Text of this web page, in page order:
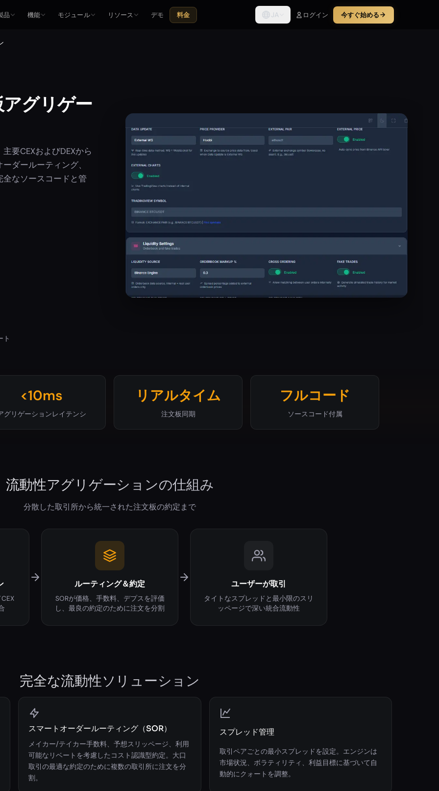
品 機能 モジュール リソース デモ 料金 JA ログイン 今すぐ始める
グリゲー
要CEXおよびDEXから
ダールーティング、
なソースコードと管
ト
<10ms
グリゲーションレイテンシ
リアルタイム
注文板同期
フルコード
ソースコード付属
流動性アグリゲーションの仕組み
分散した取引所から統一された注文板の約定まで
ルーティング＆約定
SORが価格、手数料、デプスを評価
し、最良の約定のために注文を分割
ユーザーが取引
タイトなスプレッドと最小限のスリ
ッページで深い統合流動性
完全な流動性ソリューション
スマートオーダールーティング（SOR）
メイカー/テイカー手数料、予想スリッページ、利用
可能なリベートを考慮したコスト認識型約定。大口
取引の最適な約定のために複数の取引所に注文を分
割。
スプレッド管理
取引ペアごとの最小スプレッドを設定。エンジンは
市場状況、ボラティリティ、利益目標に基づいて自
動的にクォートを調整。